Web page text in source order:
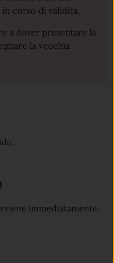
corso di validità.
a dover presentare la
la vecchia
immediatamente.